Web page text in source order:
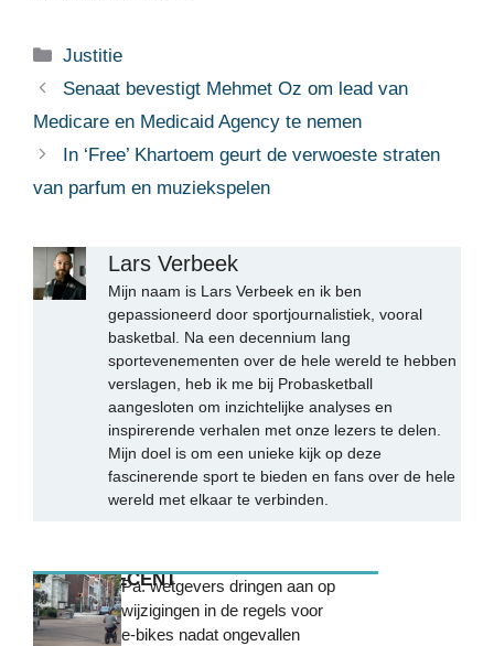
Categorieën
Justitie
Senaat bevestigt Mehmet Oz om lead van
Medicare en Medicaid Agency te nemen
In ‘Free’ Khartoem geurt de verwoeste straten
van parfum en muziekspelen
Lars Verbeek
Mijn naam is Lars Verbeek en ik ben
gepassioneerd door sportjournalistiek, vooral
basketbal. Na een decennium lang
sportevenementen over de hele wereld te hebben
verslagen, heb ik me bij Probasketball
aangesloten om inzichtelijke analyses en
inspirerende verhalen met onze lezers te delen.
Mijn doel is om een unieke kijk op deze
fascinerende sport te bieden en fans over de hele
wereld met elkaar te verbinden.
MEEST RECENTPa. wetgevers dringen aan op
wijzigingen in de regels voor
e-bikes nadat ongevallen